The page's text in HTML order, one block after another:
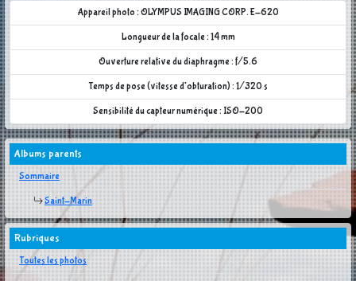
Appareil photo : OLYMPUS IMAGING CORP. E-620
Longueur de la focale : 14 mm
Ouverture relative du diaphragme : f/5.6
Temps de pose (vitesse d'obturation) : 1/320 s
Sensibilité du capteur numérique : ISO-200
Albums parents
Sommaire
Saint-Marin
Rubriques
Toutes les photos